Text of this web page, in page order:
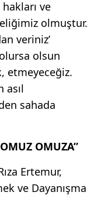
ve
olmuştur.
veriniz’
olsun
etmeyeceğiz.
asıl
sahada
OMUZA”
Ertemur,
ve Dayanışma